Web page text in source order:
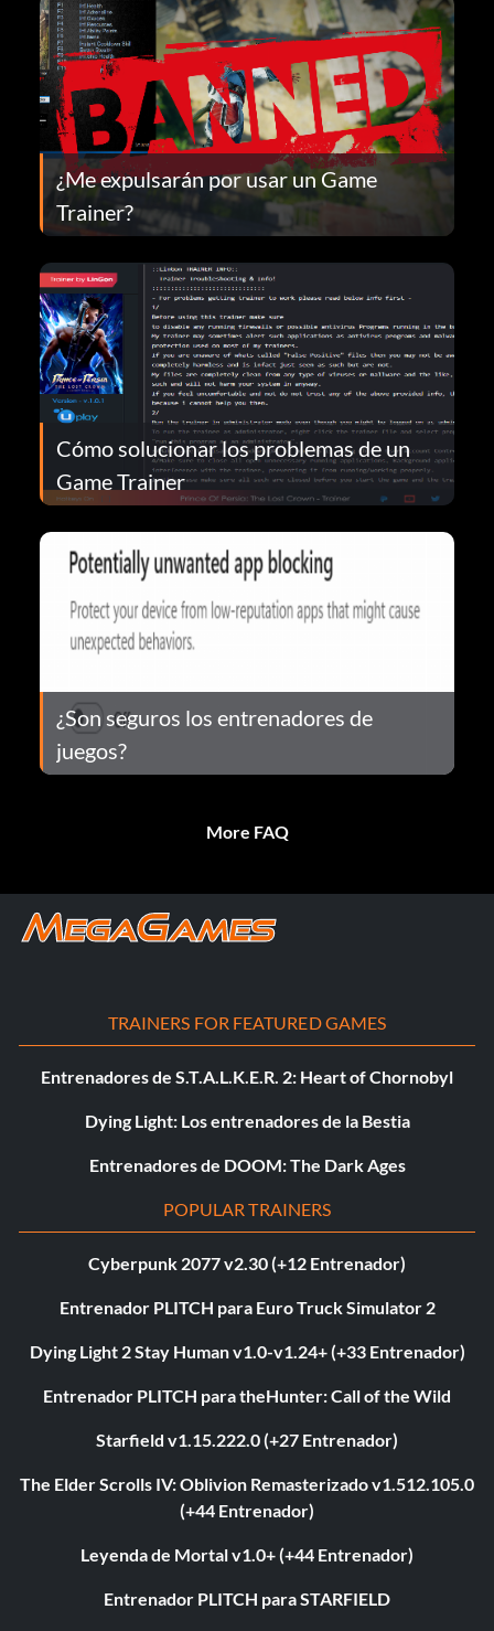
¿Me expulsarán por usar un Game
Trainer?
Cómo solucionar los problemas de un
Game Trainer
¿Son seguros los entrenadores de
juegos?
More FAQ
TRAINERS FOR FEATURED GAMES
Entrenadores de S.T.A.L.K.E.R. 2: Heart of Chornobyl
Dying Light: Los entrenadores de la Bestia
Entrenadores de DOOM: The Dark Ages
POPULAR TRAINERS
Cyberpunk 2077 v2.30 (+12 Entrenador)
Entrenador PLITCH para Euro Truck Simulator 2
Dying Light 2 Stay Human v1.0-v1.24+ (+33 Entrenador)
Entrenador PLITCH para theHunter: Call of the Wild
Starfield v1.15.222.0 (+27 Entrenador)
The Elder Scrolls IV: Oblivion Remasterizado v1.512.105.0
(+44 Entrenador)
Leyenda de Mortal v1.0+ (+44 Entrenador)
Entrenador PLITCH para STARFIELD